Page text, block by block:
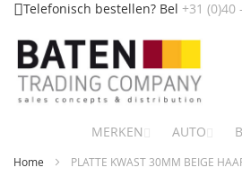
Ga
de
inhoud
Telefonisch bestellen? Bel +31 (0)40
MERKEN AUTO
Home PLATTE KWAST 30MM BEIGE